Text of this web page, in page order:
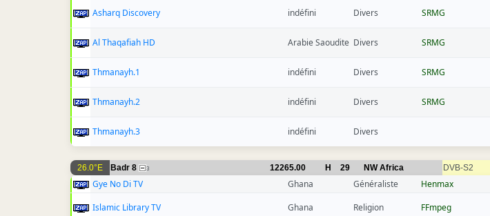
Asharq Discovery indéfini Divers SRMG
Al Thaqafiah HD Arabie Saoudite Divers SRMG
Thmanayh.1 indéfini Divers SRMG
Thmanayh.2 indéfini Divers SRMG
Thmanayh.3 indéfini Divers
26.0°E Badr 8 3 12265.00 H 29 NW Africa DVB-S2
Gye No Di TV Ghana Généraliste Henmax
Islamic Library TV
Ghana Religion FFmpeg